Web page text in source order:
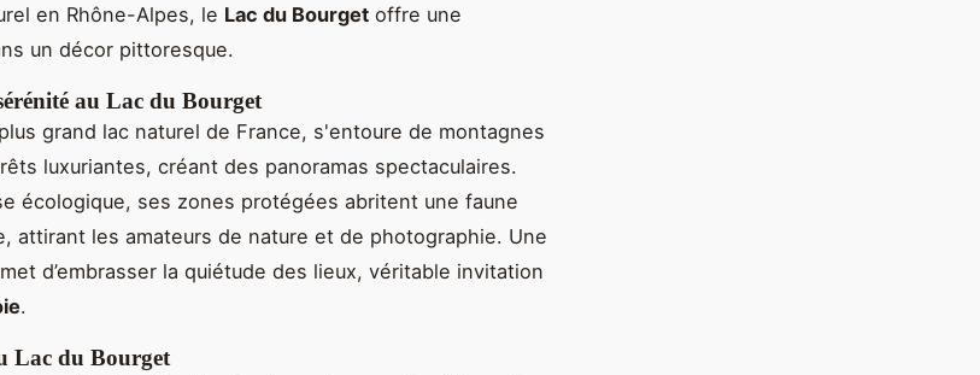
en Rhône-Alpes, le Lac du Bourget offre une
un décor pittoresque.
au Lac du Bourget
grand lac naturel de France, s'entoure de montagnes
luxuriantes, créant des panoramas spectaculaires.
écologique, ses zones protégées abritent une faune
attirant les amateurs de nature et de photographie. Une
d’embrasser la quiétude des lieux, véritable invitation
.
Lac du Bourget